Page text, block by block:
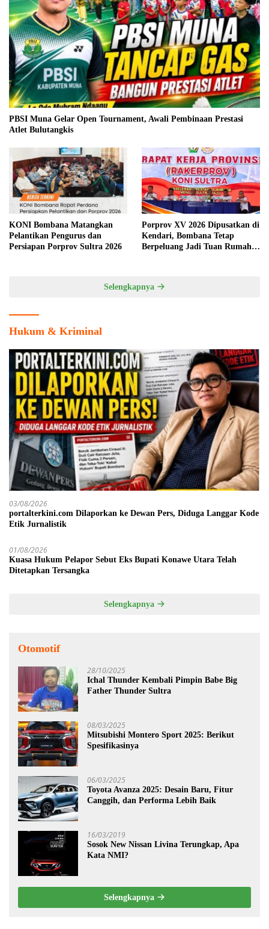
PBSI Muna Gelar Open Tournament, Awali Pembinaan Prestasi
Atlet Bulutangkis
KONI Bombana Matangkan
Pelantikan Pengurus dan
Persiapan Porprov Sultra 2026
Porprov XV 2026 Dipusatkan di
Kendari, Bombana Tetap
Berpeluang Jadi Tuan Rumah
Selengkapnya
Hukum & Kriminal
03/08/2026
portalterkini.com Dilaporkan ke Dewan Pers, Diduga Langgar Kode
Etik Jurnalistik
01/08/2026
Kuasa Hukum Pelapor Sebut Eks Bupati Konawe Utara Telah
Ditetapkan Tersangka
Selengkapnya
Otomotif
28/10/2025
Ichal Thunder Kembali Pimpin Babe Big
Father Thunder Sultra
08/03/2025
Mitsubishi Montero Sport 2025: Berikut
Spesifikasinya
06/03/2025
Toyota Avanza 2025: Desain Baru, Fitur
Canggih, dan Performa Lebih Baik
16/03/2019
Sosok New Nissan Livina Terungkap, Apa
Kata NMI?
Selengkapnya